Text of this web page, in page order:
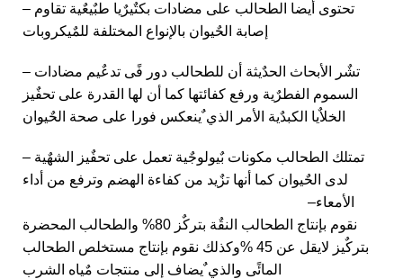
– تحتوى أٌيضا الطحالب على مضادات بكتٌيرٌيا طبٌيعٌية تقاوم
إصابة الحٌيوان بالإنواع المختلفة للمٌيكروبات
– تشٌر الأبحاث الحدٌيثة أن للطحالب دور فًى تدعٌيم مضادات
السموم الفطرٌية ورفع كفائتها كما أن لها القدرة على تحفٌيز
الخلاٌيا الكبدٌية الأمر الذي ٌينعكس فورا على صحة الحٌيوان
– تمتلك الطحالب مكونات بٌيولوجٌية تعمل على تحفٌيز الشهٌية
لدى الحٌيوان كما أنها تزٌيد من كفاءة الهضم وترفع من أداء
الأمعاء–
نقوم بإنتاج الطحالب النقٌة بتركٌز 80% والطحالب المحضرة
بتركٌيز لايقل عن 45 %وكذلك نقوم بإنتاج مستخلص الطحالب
المائًى والذي ٌيضاف إلى منتجات مٌياه الشرب